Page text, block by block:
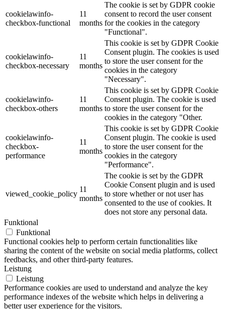
cookielawinfo-
checkbox-functional
11
months
The cookie is set by GDPR cookie
consent to record the user consent
for the cookies in the category
"Functional".
cookielawinfo-
checkbox-necessary
11
months
This cookie is set by GDPR Cookie
Consent plugin. The cookies is used
to store the user consent for the
cookies in the category
"Necessary".
cookielawinfo-
checkbox-others
11
months
This cookie is set by GDPR Cookie
Consent plugin. The cookie is used
to store the user consent for the
cookies in the category "Other.
cookielawinfo-
checkbox-
performance
11
months
This cookie is set by GDPR Cookie
Consent plugin. The cookie is used
to store the user consent for the
cookies in the category
"Performance".
viewed_cookie_policy
11
months
The cookie is set by the GDPR
Cookie Consent plugin and is used
to store whether or not user has
consented to the use of cookies. It
does not store any personal data.
Funktional
Funktional
Functional cookies help to perform certain functionalities like
sharing the content of the website on social media platforms, collect
feedbacks, and other third-party features.
Leistung
Leistung
Performance cookies are used to understand and analyze the key
performance indexes of the website which helps in delivering a
better user experience for the visitors.